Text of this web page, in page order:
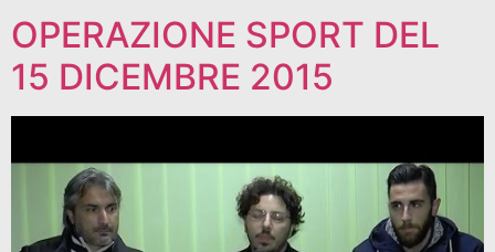
OPERAZIONE SPORT DEL
15 DICEMBRE 2015